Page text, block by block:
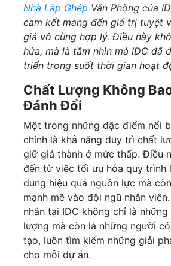
Nhà Lắp Ghép Văn Phòng của
cam kết mang đến giá trị tuyệt
giá vô cùng hợp lý. Điều này
hứa, mà là tầm nhìn mà IDC đã
triển trong suốt thời gian hoạt
Chất Lượng Không
Đánh Đổi
Một trong những đặc điểm nổi
chính là khả năng duy trì chất
giữ giá thành ở mức thấp. Điều
đến từ việc tối ưu hóa quy trình
dụng hiệu quả nguồn lực mà
mạnh mẽ vào đội ngũ nhân
nhân tại IDC không chỉ là
lượng mà còn là những người
tạo, luôn tìm kiếm những giải
cho mỗi dự án.